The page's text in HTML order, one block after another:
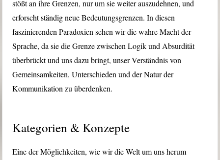
stößt an ihre Grenzen, nur um sie weiter auszudehnen, und
erforscht ständig neue Bedeutungsgrenzen. In diesen
faszinierenden Paradoxien sehen wir die wahre Macht der
Sprache, da sie die Grenze zwischen Logik und Absurdität
überbrückt und uns dazu bringt, unser Verständnis von
Gemeinsamkeiten, Unterschieden und der Natur der
Kommunikation zu überdenken.
Kategorien & Konzepte
Eine der Möglichkeiten, wie wir die Welt um uns herum